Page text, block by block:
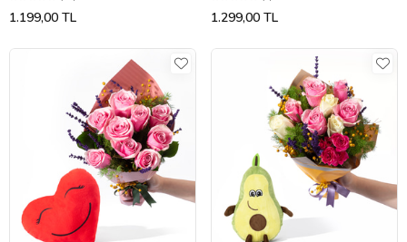
1.199,00 TL 1.299,00 TL